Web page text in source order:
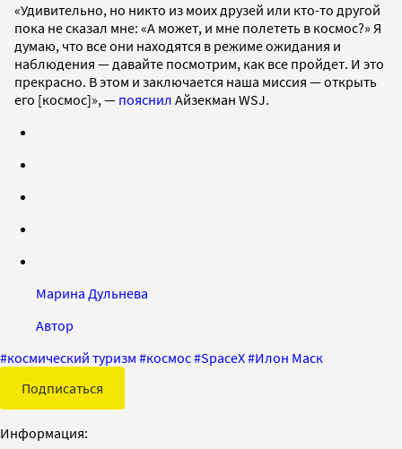
«Удивительно, но никто из моих друзей или кто-то другой
пока не сказал мне: «А может, и мне полететь в космос?» Я
думаю, что все они находятся в режиме ожидания и
наблюдения — давайте посмотрим, как все пройдет. И это
прекрасно. В этом и заключается наша миссия — открыть
его [космос]», — пояснил Айзекман WSJ.
Марина Дульнева
Автор
#космический туризм #космос#SpaceX#Илон Маск
Подписаться
Информация: